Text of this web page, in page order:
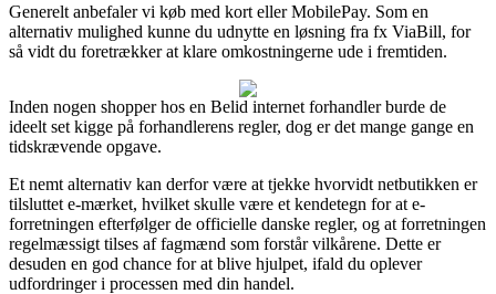
Generelt anbefaler vi køb med kort eller MobilePay. Som en
alternativ mulighed kunne du udnytte en løsning fra fx ViaBill, for
så vidt du foretrækker at klare omkostningerne ude i fremtiden.
Inden nogen shopper hos en Belid internet forhandler burde de
ideelt set kigge på forhandlerens regler, dog er det mange gange en
tidskrævende opgave.
Et nemt alternativ kan derfor være at tjekke hvorvidt netbutikken er
tilsluttet e-mærket, hvilket skulle være et kendetegn for at e-
forretningen efterfølger de officielle danske regler, og at forretningen
regelmæssigt tilses af fagmænd som forstår vilkårene. Dette er
desuden en god chance for at blive hjulpet, ifald du oplever
udfordringer i processen med din handel.